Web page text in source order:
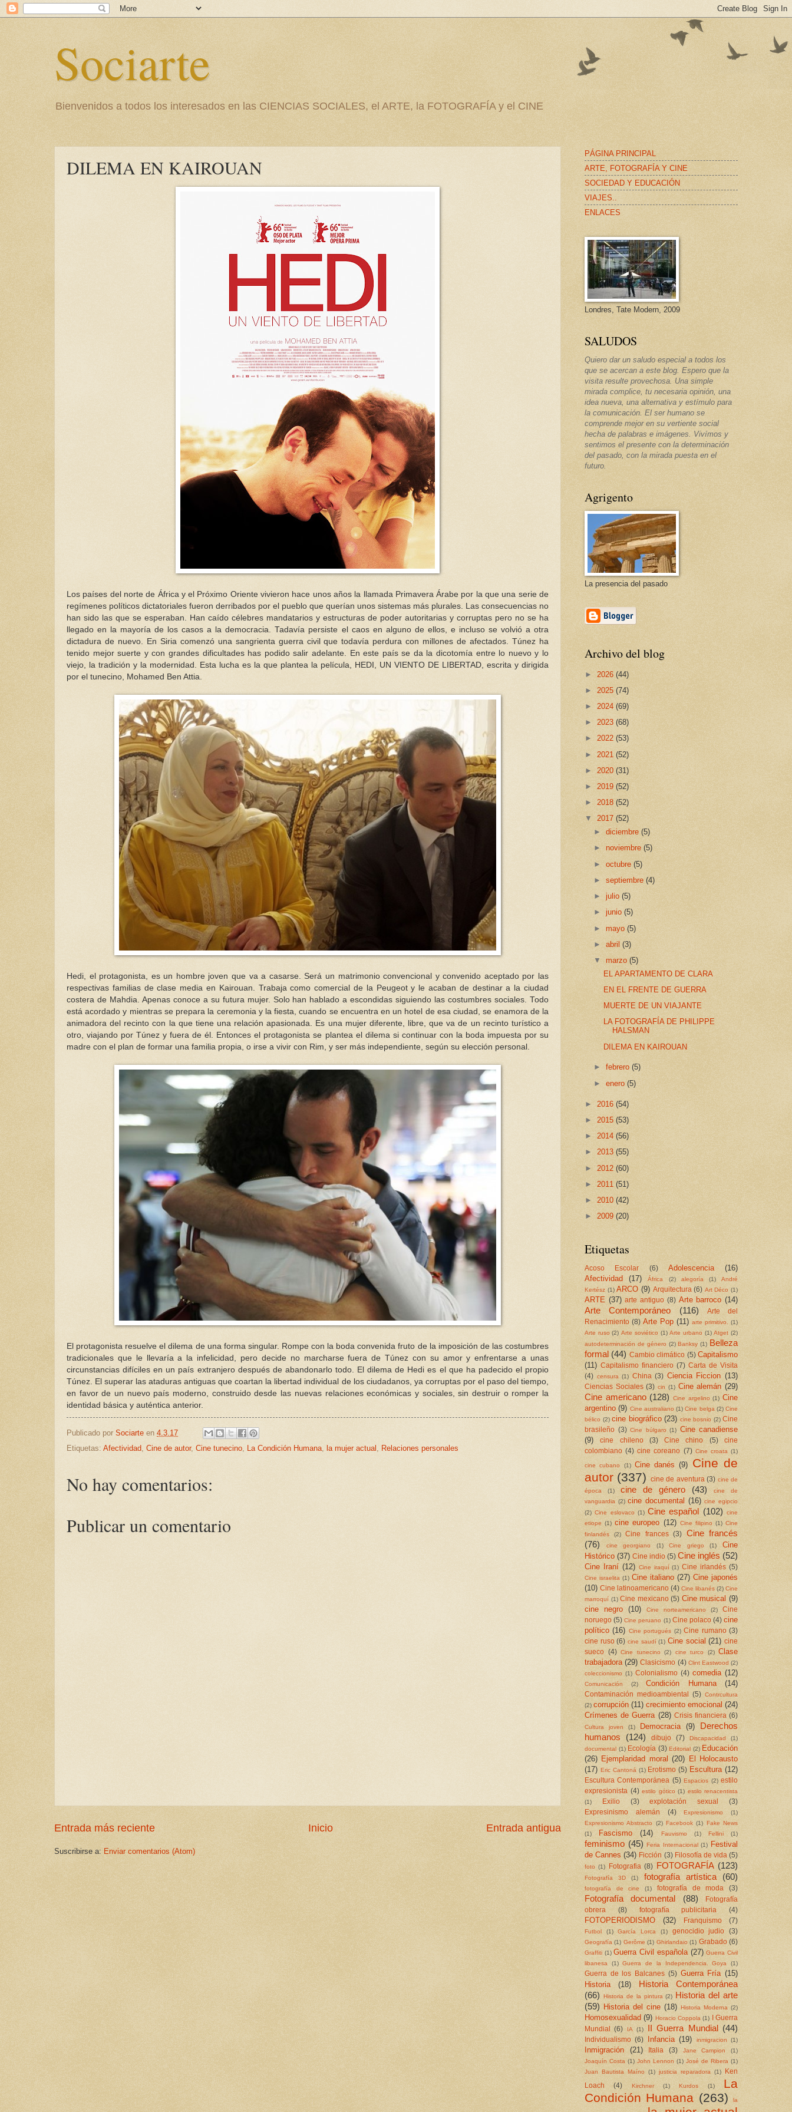
Sociarte
Bienvenidos a todos los interesados en las CIENCIAS SOCIALES, el ARTE, la FOTOGRAFÍA y el CINE
DILEMA EN KAIROUAN
Los países del norte de África y el Próximo Oriente vivieron hace unos años la llamada Primavera Árabe por la que una serie de
regímenes políticos dictatoriales fueron derribados por el pueblo que querían unos sistemas más plurales. Las consecuencias no
han sido las que se esperaban. Han caído célebres mandatarios y estructuras de poder autoritarias y corruptas pero no se ha
llegado en la mayoría de los casos a la democracia. Tadavía persiste el caos en alguno de ellos, e incluso se volvió a otra
dictadura de nuevo. En Siria comenzó una sangrienta guerra civil que todavía perdura con millones de afectados. Túnez ha
tenido mejor suerte y con grandes dificultades has podido salir adelante. En este país se da la dicotomía entre lo nuevo y lo
viejo, la tradición y la modernidad. Esta lucha es la que plantea la película, HEDI, UN VIENTO DE LIBERTAD, escrita y dirigida
por el tunecino, Mohamed Ben Attia.
Hedi, el protagonista, es un hombre joven que va a casarse. Será un matrimonio convencional y convenido aceptado por las
respectivas familias de clase media en Kairouan. Trabaja como comercial de la Peugeot y le acaban de destinar a la ciudad
costera de Mahdia. Apenas conoce a su futura mujer. Solo han hablado a escondidas siguiendo las costumbres sociales. Todo
está acordado y mientras se prepara la ceremonia y la fiesta, cuando se encuentra en un hotel de esa ciudad, se enamora de la
animadora del recinto con la que tiene una relación apasionada. Es una mujer diferente, libre, que va de un recinto turístico a
otro, viajando por Túnez y fuera de él. Entonces el protagonista se plantea el dilema si continuar con la boda impuesta por su
madre con el plan de formar una familia propia, o irse a vivir con Rim, y ser más independiente, según su elección personal.
El protagonista resuelve el dilema de una forma singular. Rompe con la boda convenida fruto de la imposición de las costumbres
tradicionales que le llevaría a la infelicidad, pero decide no marcharse fuera de Túnez con su amor y enfrentarse a unas
circunstancias difíciles en un país extranjero después de abandonarlo todo. El dilema de Hedi es el que ha padecido el propio
Túnez. El superar las ataduras antiguas que coartan la libertad individual de los ciudadanos, ya corruptas por el paso del tiempo,
en favor de un nuevo país moderno, construido desde las nuevas relaciones económicas y sociales, sin destruir o romper la
identidad básica y auténtica anterior.
Publicado por Sociarte en 4.3.17
Etiquetas: Afectividad, Cine de autor, Cine tunecino, La Condición Humana, la mujer actual , Relaciones personales
No hay comentarios:
Publicar un comentario
Entrada más reciente Entrada antigua
Inicio
Suscribirse a: Enviar comentarios (Atom)
PÁGINA PRINCIPAL
ARTE, FOTOGRAFÍA Y CINE
SOCIEDAD Y EDUCACIÓN
VIAJES..
ENLACES
Londres, Tate Modern, 2009
SALUDOS
Quiero dar un saludo especial a todos los
que se acercan a este blog. Espero que la
visita resulte provechosa. Una simple
mirada complice, tu necesaria opinión, una
idea nueva, una alternativa y estímulo para
la comunicación. El ser humano se
comprende mejor en su vertiente social
hecha de palabras e imágenes. Vivímos y
sentimos el presente con la determinación
del pasado, con la mirada puesta en el
futuro.
Agrigento
La presencia del pasado
Archivo del blog
► 2026 (44)
► 2025 (74)
► 2024 (69)
► 2023 (68)
► 2022 (53)
► 2021 (52)
► 2020 (31)
► 2019 (52)
► 2018 (52)
▼ 2017 (52)
►diciembre(5)
►noviembre(5)
►octubre(5)
►septiembre(4)
►julio(5)
►junio(5)
► mayo(5)
►abril(3)
▼marzo(5)
EL APARTAMENTO DE CLARA
EN EL FRENTE DE GUERRA
MUERTE DE UN VIAJANTE
LA FOTOGRAFÍA DE PHILIPPE
HALSMAN
DILEMA EN KAIROUAN
►febrero(5)
►enero(5)
► 2016 (54)
► 2015 (53)
► 2014 (56)
► 2013 (55)
► 2012 (60)
► 2011 (51)
► 2010 (42)
► 2009 (20)
Etiquetas
Acoso Escolar (6) Adolescencia
(16)
Afectividad
(17) África (2) alegoría (1)
André
Kertész (1) ARCO (9) Arquitectura (6) Art Déco (1)
ARTE (37) arte antiguo (8) Arte barroco (14)
Arte Contemporáneo (116)
Arte del
Renacimiento (8) Arte Pop (11) arte primitivo.
(1)
Arte ruso (2) Arte soviético (1) Arte urbano (1) Atget (2)
autodeterminación de género (2) Banksy (1) Belleza
formal (44) Cambio climático (5) Capitalismo
(11) Capitalismo financiero (7) Carta de Visita
(4) censura (1) China (3) Ciencia Ficcion (13)
Ciencias Sociales (3) cin (1) Cine alemán (29)
Cine americano (128) Cine argelino (1) Cine
argentino (9) Cine australiano (1) Cine belga (2) Cine
bélico (2) cine biográfico (23) cine bosnio (2) Cine
brasileño (3) Cine búlgaro (1) Cine canadiense
(9)
cine chileno (3) Cine chino (5)
cine
colombiano (4) cine coreano (7) Cine croata (1)
cine cubano (1) Cine danés (9) Cine de
autor (337) cine de aventura (3) cine de
época
(1) cine de género (43)
cine de
vanguardia (2) cine documental (16) cine egipcio
(2) Cine eslovaco (1) Cine español (102)
cine
etiope (1) cine europeo (12) Cine filipino (1) Cine
finlandés
(2) Cine frances (3)
Cine francés
(76)
cine georgiano (1) Cine griego (1)
Cine
Histórico (37) Cine indio (5) Cine inglés (52)
Cine Iraní (12) Cine iraquí (1) Cine irlandés (5)
Cine israelita (1) Cine italiano (27) Cine japonés
(10) Cine latinoamericano (4) Cine libanés (2) Cine
marroquí (1) Cine mexicano (5) Cine musical (9)
cine negro (10) Cine norteamericano (2)
Cine
noruego (5) Cine peruano (1) Cine polaco (4) cine
político (16) Cine portugués (2) Cine rumano (3)
cine ruso (6) cine saudí (1) Cine social (21) cine
sueco (4) Cine tunecino (2) cine turco (2) Clase
trabajadora (29) Clasicismo (4) Clint Eastwood (2)
coleccionismo (1) Colonialismo (4) comedia (12)
Comunicación (2) Condición Humana (14)
Contaminación medioambiental (5) Contrcultura
(2) corrupción (11) crecimiento emocional (24)
Crímenes de Guerra (28) Crisis financiera (6)
Cultura joven (1) Democracia (9)
Derechos
humanos
(124) dibujo (7) Discapacidad
(1)
documental (1) Ecología (3) Editorial (2) Educación
(26) Ejemplaridad moral (20) El Holocausto
(17) Eric Cantoná (1) Erotismo (5) Escultura (12)
Escultura Contemporánea (5) Espacios (2) estilo
expresionista (4) estilo gótico (1) estilo renacentista
(1)
Exilio (3) explotación sexual
(3)
Expresinismo alemán
(4) Expresionismo
(1)
Expresionismo Abstracto (2) Facebook (1)
Fake News
(1)
Fascismo (14) Fauvismo (1) Fellini (1)
feminismo (45) Feria Internacional (1) Festival
de Cannes (34) Ficción (3) Filosofía de vida (5)
foto (1) Fotografia (8) FOTOGRAFÍA (123)
Fotografía 3D (1) fotografía artística (60)
fotografía de cine (1) fotografía de moda (3)
Fotografía documental (88)
Fotografía
obrera
(8) fotografía publicitaria (4)
FOTOPERIODISMO (32) Franquismo (7)
Futbol (1) García Lorca (1) genocidio judio (3)
Geografía (1) Gerôme (1) Ghirlandaio (1) Grabado (6)
Graffiti (1) Guerra Civil española (27) Guerra Civil
libanesa
(1) Guerra de la Independencia. Goya (1)
Guerra de los Balcanes (5) Guerra Fría (15)
Historia
(18)
Historia Contemporánea
(66)
Historia de la pintura (2) Historia del arte
(59) Historia del cine (18) Historia Moderna (2)
Homosexualidad (9) Horacio Coppola (1)
I Guerra
Mundial
(6) IA (1) II Guerra Mundial (44)
Individualismo (6) Infancia (19) inmigracion (1)
Inmigración (21) Italia (3) Jane Campion
(1)
Joaquín Costa (1) John Lennon (1) José de Ribera (1)
Juan Bautista Maíno
(1) justicia reparadora (1)
Ken
Loach
(4) Kirchner (1) Kurdos (1)
La
Condición Humana (263) la